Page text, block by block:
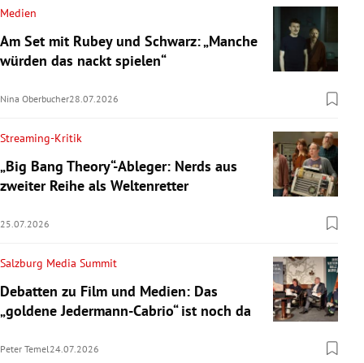
Medien
Am Set mit Rubey und Schwarz: „Manche
würden das nackt spielen“
Nina Oberbucher28.07.2026
Streaming-Kritik
„Big Bang Theory“-Ableger: Nerds aus
zweiter Reihe als Weltenretter
25.07.2026
Salzburg Media Summit
Debatten zu Film und Medien: Das
„goldene Jedermann-Cabrio“ ist noch da
Peter Temel 24.07.2026